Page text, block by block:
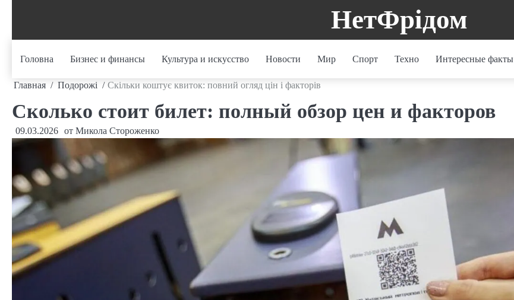
НетФрідом
Головна Бизнес и финансы Культура и искусство Новости Мир Спорт Техно Интересные факты
Главная Подорожі Скільки коштує квиток: повний огляд цін і факторів
Сколько стоит билет: полный обзор цен и факторов
09.03.2026 от Микола Стороженко